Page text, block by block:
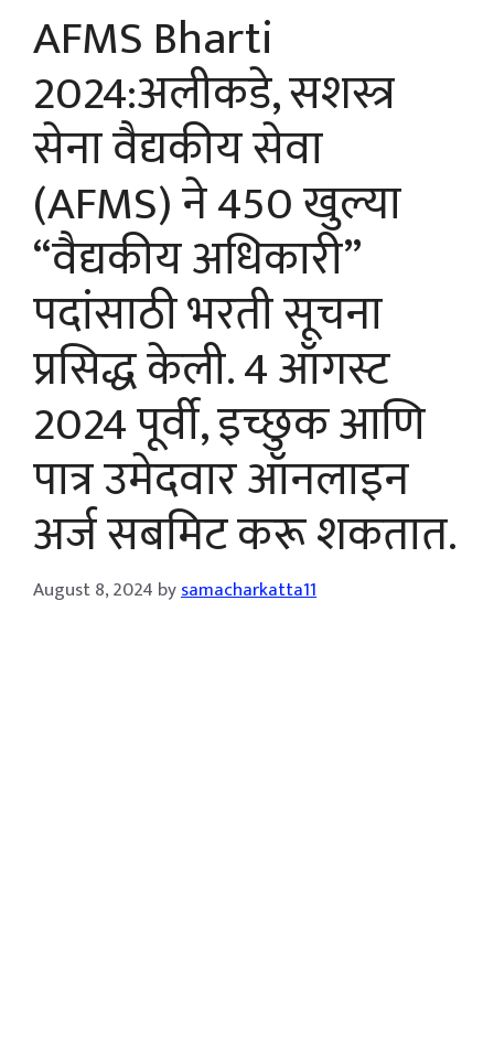
AFMS Bharti
2024:अलीकडे, सशस्त्र
सेना वैद्यकीय सेवा
(AFMS) ने 450 खुल्या
“वैद्यकीय अधिकारी”
पदांसाठी भरती सूचना
प्रसिद्ध केली. 4 ऑगस्ट
2024 पूर्वी, इच्छुक आणि
पात्र उमेदवार ऑनलाइन
अर्ज सबमिट करू शकतात.
August 8, 2024 bysamacharkatta11